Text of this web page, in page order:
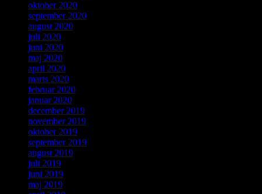
oktober 2020
september 2020
august 2020
juli 2020
juni 2020
maj 2020
april 2020
marts 2020
februar 2020
januar 2020
december 2019
november 2019
oktober 2019
september 2019
august 2019
juli 2019
juni 2019
maj 2019